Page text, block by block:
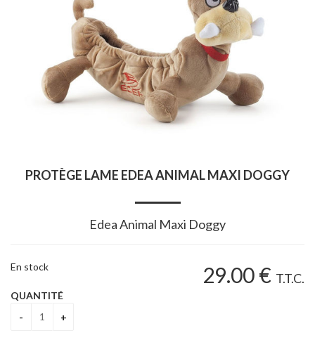
PROTÈGE LAME EDEA ANIMAL MAXI DOGGY
Edea Animal Maxi Doggy
29.00€ T.T.C.
En stock
QUANTITÉ